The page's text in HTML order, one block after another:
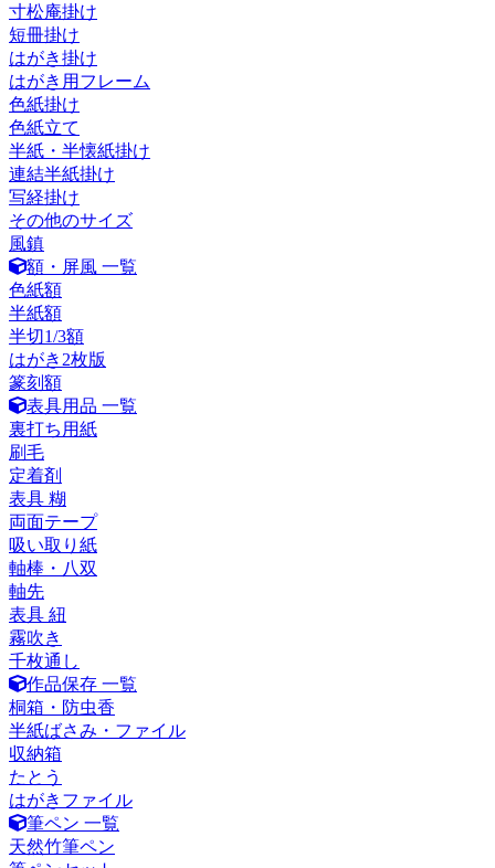
寸松庵掛け
短冊掛け
はがき掛け
はがき用フレーム
色紙掛け
色紙立て
半紙・半懐紙掛け
連結半紙掛け
写経掛け
その他のサイズ
風鎮
額・屏風 一覧
色紙額
半紙額
半切1/3額
はがき2枚版
篆刻額
表具用品 一覧
裏打ち用紙
刷毛
定着剤
表具 糊
両面テープ
吸い取り紙
軸棒・八双
軸先
表具 紐
霧吹き
千枚通し
作品保存 一覧
桐箱・防虫香
半紙ばさみ・ファイル
収納箱
たとう
はがきファイル
筆ペン 一覧
天然竹筆ペン